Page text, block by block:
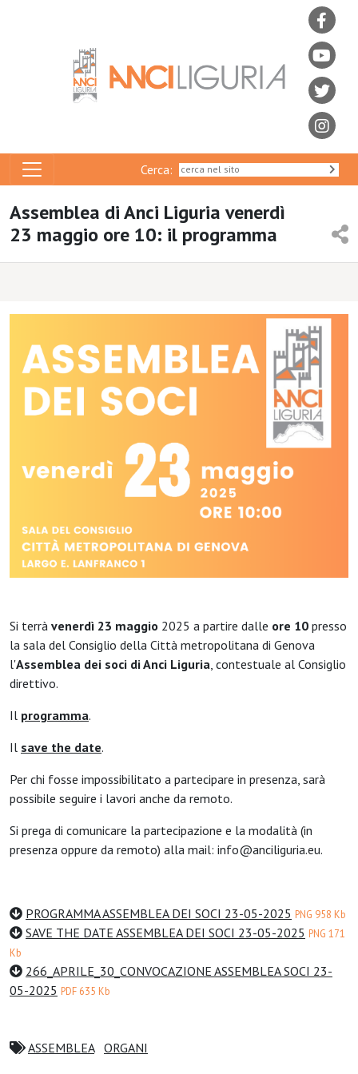
Cerca:
Assemblea di Anci Liguria venerdì
23 maggio ore 10: il programma
Si terrà venerdì 23 maggio 2025 a partire dalle ore 10 presso
la sala del Consiglio della Città metropolitana di Genova
l'Assemblea dei soci di Anci Liguria , contestuale al Consiglio
direttivo.
Il programma.
Il save the date.
Per chi fosse impossibilitato a partecipare in presenza, sarà
possibile seguire i lavori anche da remoto.
Si prega di comunicare la partecipazione e la modalità (in
presenza oppure da remoto) alla mail: info@anciliguria.eu.
PROGRAMMA ASSEMBLEA DEI SOCI 23-05-2025 PNG 958 Kb
SAVE THE DATE ASSEMBLEA DEI SOCI 23-05-2025 PNG 171
Kb
266_APRILE_30_CONVOCAZIONE ASSEMBLEA SOCI 23-
05-2025 PDF 635 Kb
ASSEMBLEA ORGANI